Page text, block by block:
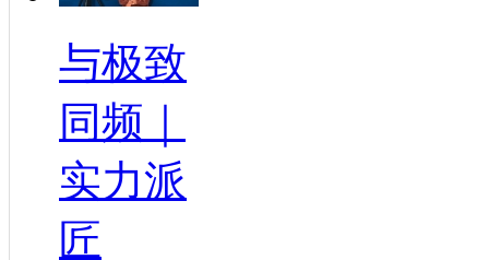
与极致
同频｜
实力派
匠